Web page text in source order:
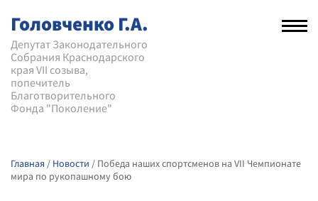
Головченко Г.А.
Депутат Законодательного
Собрания Краснодарского
края VII созыва,
попечитель
Благотворительного
Фонда "Поколение"
Главная / Новости / Победа наших спортсменов на VII Чемпионате
мира по рукопашному бою